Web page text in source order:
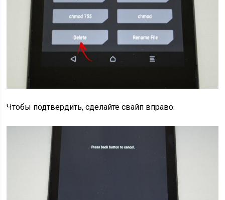
Чтобы подтвердить, сделайте свайп вправо.